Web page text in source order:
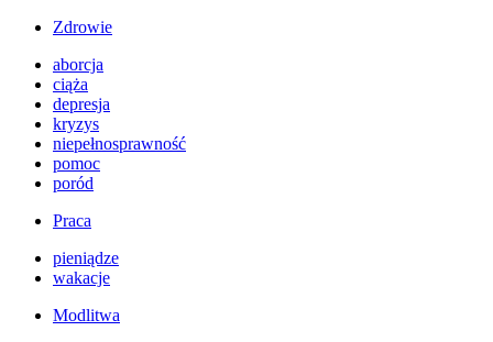
Zdrowie
aborcja
ciąża
depresja
kryzys
niepełnosprawność
pomoc
poród
Praca
pieniądze
wakacje
Modlitwa